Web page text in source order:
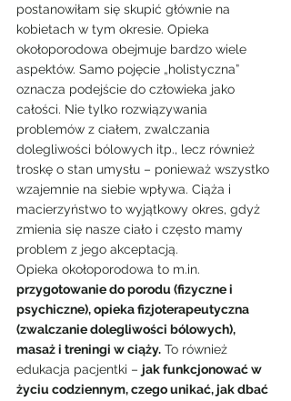
postanowiłam się skupić głównie na
kobietach w tym okresie. Opieka
okołoporodowa obejmuje bardzo wiele
aspektów. Samo pojęcie „holistyczna”
oznacza podejście do człowieka jako
całości. Nie tylko rozwiązywania
problemów z ciałem, zwalczania
dolegliwości bólowych itp., lecz również
troskę o stan umysłu – ponieważ wszystko
wzajemnie na siebie wpływa. Ciąża i
macierzyństwo to wyjątkowy okres, gdyż
zmienia się nasze ciało i często mamy
problem z jego akceptacją.
Opieka okołoporodowa to m.in.
przygotowanie do porodu (fizyczne i
psychiczne), opieka fizjoterapeutyczna
(zwalczanie dolegliwości bólowych),
masaż i treningi w ciąży. To również
edukacja pacjentki – jak funkcjonować w
życiu codziennym, czego unikać, jak dbać